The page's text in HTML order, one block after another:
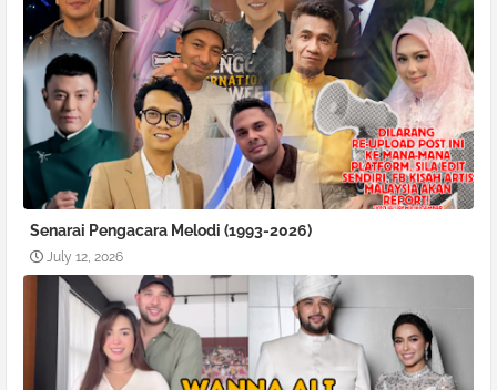
Senarai Pengacara Melodi (1993-2026)
July 12, 2026